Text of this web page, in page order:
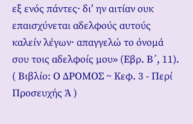
εξ ενός πάντες· δι’ ην αιτίαν ουκ
επαισχύνεται αδελφούς αυτούς
καλείν λέγων· απαγγελώ το όνομά
σου τοις αδελφοίς μου» (Εβρ. Β΄, 11).
( Βιβλίο: Ο ΔΡΟΜΟΣ ~ Κεφ. 3 - Περί
Προσευχής Ά )